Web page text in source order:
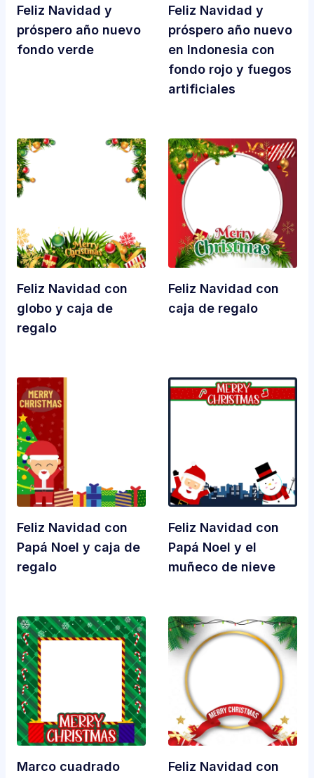
Feliz Navidad y
próspero año nuevo
fondo verde
Feliz Navidad y
próspero año nuevo
en Indonesia con
fondo rojo y fuegos
artificiales
Feliz Navidad con
globo y caja de
regalo
Feliz Navidad con
caja de regalo
Feliz Navidad con
Papá Noel y caja de
regalo
Feliz Navidad con
Papá Noel y el
muñeco de nieve
Marco cuadrado
Feliz Navidad con